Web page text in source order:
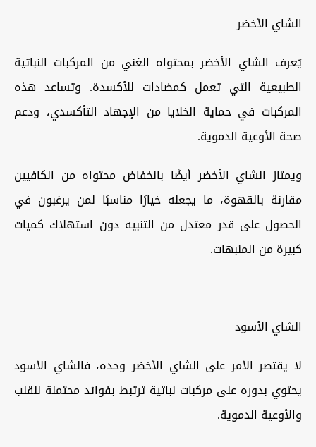
الشاي الأخضر
يُعرف الشاي الأخضر بمحتواه الغني من المركبات النباتية
الطبيعية التي تعمل كمضادات للأكسدة. وتساعد هذه
المركبات في حماية الخلايا من الإجهاد التأكسدي، ودعم
صحة الأوعية الدموية.
ويمتاز الشاي الأخضر أيضًا بانخفاض محتواه من الكافيين
مقارنة بالقهوة، ما يجعله خيارًا مناسبًا لمن يرغبون في
الحصول على قدر معتدل من التنبيه دون استهلاك كميات
كبيرة من المنبهات.
الشاي الأسود
لا يقتصر الأمر على الشاي الأخضر وحده، فالشاي الأسود
يحتوي بدوره على مركبات نباتية ترتبط بفوائد محتملة للقلب
والأوعية الدموية.